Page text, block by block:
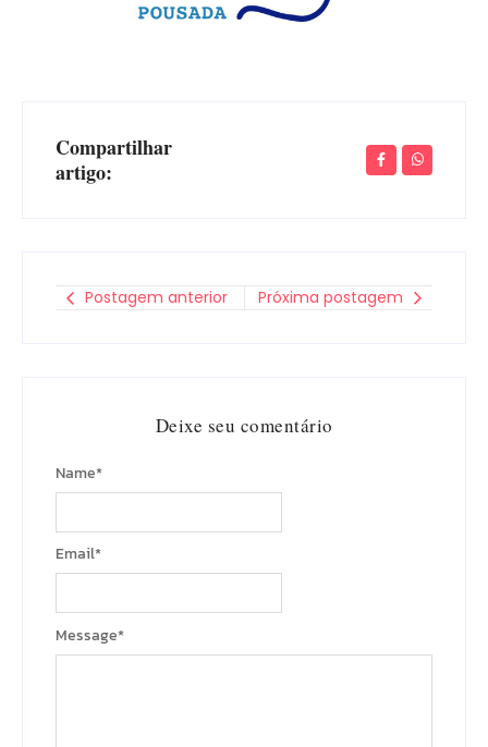
Compartilhar
artigo:
Postagem anterior Próxima postagem
Deixe seu comentário
Message*
Name*
Email*